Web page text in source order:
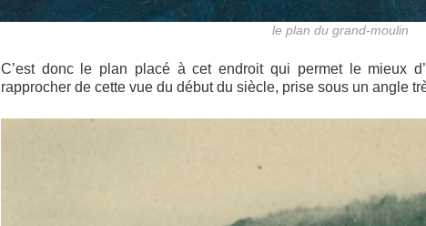
le plan du grand-moulin
C’est donc le plan placé à cet endroit qui permet le mieux
rapprocher de cette vue du début du siècle, prise sous un angle